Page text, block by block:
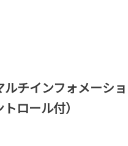
チインフォメーショ
ロール付）